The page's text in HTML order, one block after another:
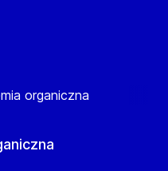
organiczna